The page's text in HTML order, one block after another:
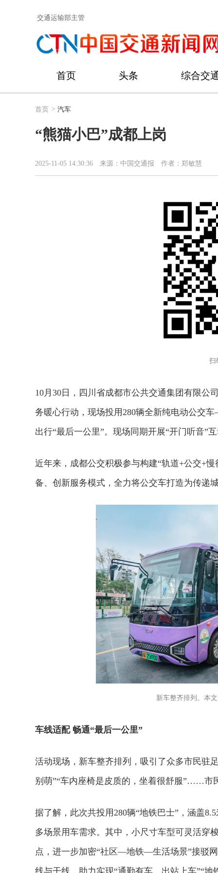
交通运输部主管
首页 头条 综合交
首页 > 汽车
“熊猫小巴”成都上岗
2025-11-05 14:30:36 来源：中国交通报 作者：郑敏慧
扫
10月30日，四川省成都市公共交通集团有限公
务暖心行动，现场投用280辆全新纯电动公交
出行“最后一公里”。现场同期开展“开门听音”
近年来，成都公交积极参与构建“轨道+公交+
备、创新服务模式，全力将公交车打造为传递
新车整齐排列。本
车线适配 畅通“最后一公里”
活动现场，新车整齐排列，吸引了众多市民驻
别萌”“车内座椅是皮质的，坐着很舒服”……市
据了解，此次共投用280辆“地铁巴士”，涵盖
多场景用车需求。其中，小尺寸车型可灵活穿
点，进一步加密“社区—地铁—生活场景”接驳
线与干线，助力实现“通勤有车、出站上车”“